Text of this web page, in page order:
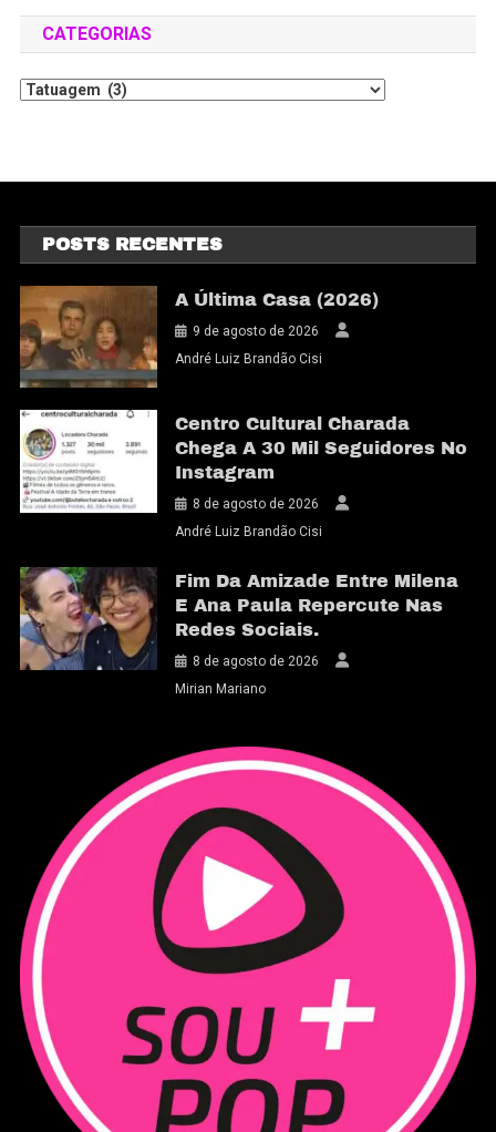
CATEGORIAS
POSTS RECENTES
A Última Casa (2026)
9 de agosto de 2026
André Luiz Brandão Cisi
Centro Cultural Charada
Chega A 30 Mil Seguidores No
Instagram
8 de agosto de 2026
André Luiz Brandão Cisi
Fim Da Amizade Entre Milena
E Ana Paula Repercute Nas
Redes Sociais.
8 de agosto de 2026
Mirian Mariano